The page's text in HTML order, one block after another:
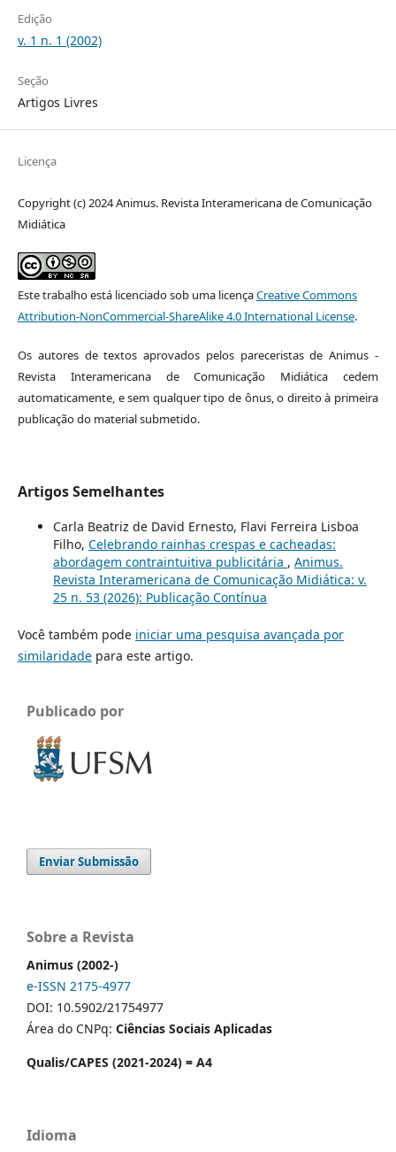
Edição
v. 1 n. 1 (2002)
Seção
Artigos Livres
Licença
Copyright (c) 2024 Animus. Revista Interamericana de Comunicação
Midiática
Este trabalho está licenciado sob uma licençaCreative Commons
Attribution-NonCommercial-ShareAlike 4.0 International License.
Os autores de textos aprovados pelos pareceristas de Animus -
Revista Interamericana de Comunicação Midiática cedem
automaticamente, e sem qualquer tipo de ônus, o direito à primeira
publicação do material submetido.
Artigos Semelhantes
Carla Beatriz de David Ernesto, Flavi Ferreira Lisboa
Filho, Celebrando rainhas crespas e cacheadas:
abordagem contraintuitiva publicitária , Animus.
Revista Interamericana de Comunicação Midiática: v.
25 n. 53 (2026): Publicação Contínua
Você também pode iniciar uma pesquisa avançada por
similaridadepara este artigo.
Publicado por
Enviar Submissão
Sobre a Revista
Animus (2002-)
e-ISSN 2175-4977
DOI: 10.5902/21754977
Área do CNPq: Ciências Sociais Aplicadas
Qualis/CAPES (2021-2024) = A4
Idioma